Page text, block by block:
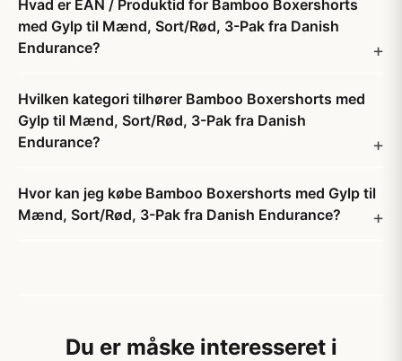
Hvad er EAN / Produktid for Bamboo Boxershorts
med Gylp til Mænd, Sort/Rød, 3-Pak fra Danish
Endurance?
Hvilken kategori tilhører Bamboo Boxershorts med
Gylp til Mænd, Sort/Rød, 3-Pak fra Danish
Endurance?
Hvor kan jeg købe Bamboo Boxershorts med Gylp til
Mænd, Sort/Rød, 3-Pak fra Danish Endurance?
Du er måske interesseret i